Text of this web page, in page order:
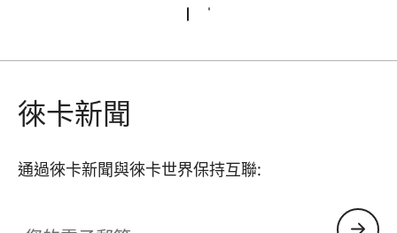
徠卡新聞
通過徠卡新聞與徠卡世界保持互聯: